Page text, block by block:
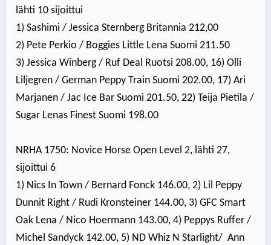
lähti 10 sijoittui
1) Sashimi / Jessica Sternberg Britannia 212,00
2) Pete Perkio / Boggies Little Lena Suomi 211.50
3) Jessica Winberg / Ruf Deal Ruotsi 208.00, 16) Olli
Liljegren / German Peppy Train Suomi 202.00, 17) Ari
Marjanen / Jac Ice Bar Suomi 201.50, 22) Teija Pietila /
Sugar Lenas Finest Suomi 198.00
NRHA 1750: Novice Horse Open Level 2, lähti 27,
sijoittui 6
1) Nics In Town / Bernard Fonck 146.00, 2) Lil Peppy
Dunnit Right / Rudi Kronsteiner 144.00, 3) GFC Smart
Oak Lena / Nico Hoermann 143.00, 4) Peppys Ruffer /
Michel Sandyck 142.00, 5) ND Whiz N Starlight/ Ann